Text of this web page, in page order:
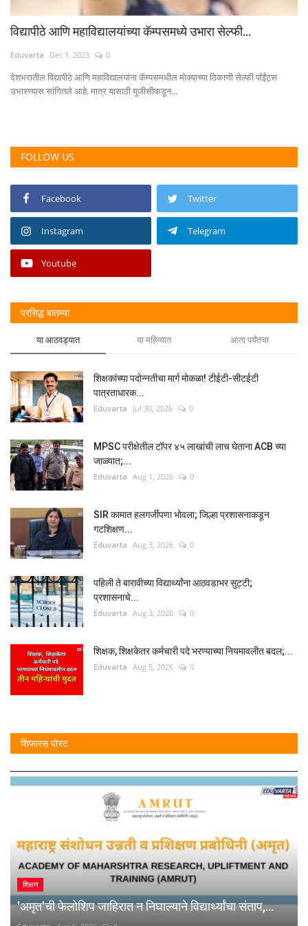
विद्यापीठे आणि महाविद्यालयांच्या कॅम्पसमध्ये उभारा सेल्फी...
Eduvarta Dec 1, 2023 0
देशभरातील विद्यापीठे आणि महाविद्यालयांना कॅम्पसमधील मोक्याच्या ठिकाणी सेल्फी पॉईंट्स
उभारण्यास सांगितले आहे. मात्र यासाठी युजीसीकडून...
FOLLOW US
Facebook Twitter
Instagram Telegram
Youtube
प्रसिद्ध बातम्या
या आठवड्यात या महिन्यात आता पर्यंतचा
शिक्षकांच्या पदोन्नतीचा मार्ग मोकळा! टीईटी-सीटईटी
पात्रताधारक...
Eduvarta Jul 30, 2026 0
MPSC परीक्षेतील टॉपर ४५ लाखांची लाच घेताना ACB च्या
जाळ्यात;...
Eduvarta Aug 1, 2026 0
SIR कामात हलगर्जीपणा भोवला; जिल्हा प्रशासनाकडून
गटशिक्षण...
Eduvarta Aug 3, 2026 0
पहिली ते बारावीच्या विद्यार्थ्यांना आठवडाभर सुट्टी;
प्रशासनाचे...
Eduvarta Aug 3, 2026 0
शिक्षक, शिक्षकेतर कर्मचारी पदे भरण्याच्या नियमावलीत बदल;...
Eduvarta Aug 5, 2026 0
शिफारस पोस्ट
शिक्षण
'अमृत'ची फेलोशिप जाहिरात न निघाल्याने विद्यार्थ्यांचा संताप,...